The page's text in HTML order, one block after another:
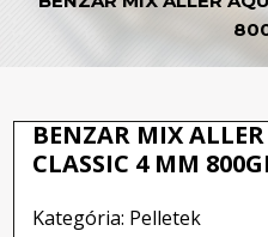
BENZAR MIX
CLASSIC 4 MM
Kategória: Pelletek